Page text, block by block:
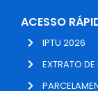
ACESSO
IPTU 2026
EXTRATO DE